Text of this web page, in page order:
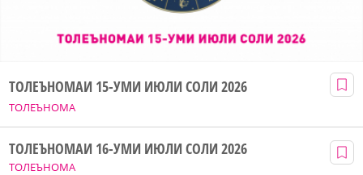
ТОЛЕЪНОМА
ТОЛЕЪНОМАИ 15-УМИ ИЮЛИ СОЛИ 2026
ТОЛЕЪНОМА
ТОЛЕЪНОМАИ 16-УМИ ИЮЛИ СОЛИ 2026